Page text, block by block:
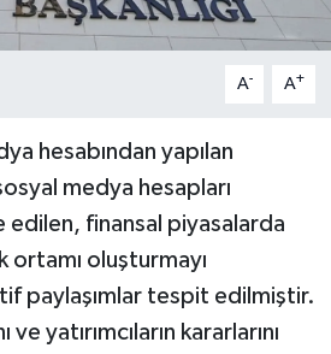
A- A+
hesabından yapılan
medya hesapları
edilen, finansal piyasalarda
ortamı oluşturmayı
paylaşımlar tespit edilmiştir.
ve yatırımcıların kararlarını